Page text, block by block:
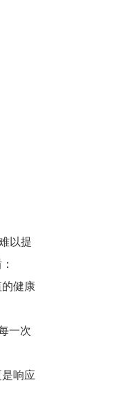
以提
健康
一次
响应